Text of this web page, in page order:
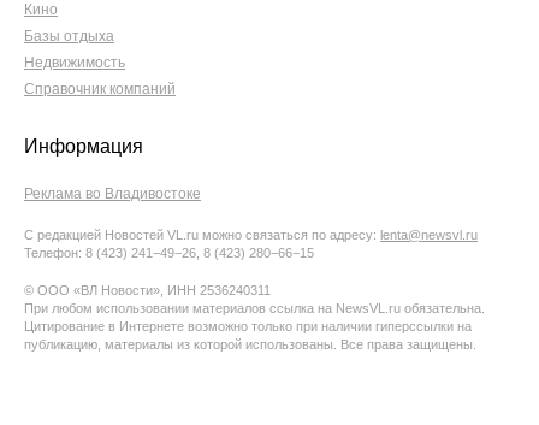
Кино
Базы отдыха
Недвижимость
Справочник компаний
Информация
Реклама во Владивостоке
С редакцией Новостей VL.ru можно связаться по адресу: lenta@newsvl.ru
Телефон: 8 (423) 241−49−26, 8 (423) 280−66−15
© ООО «ВЛ Новости», ИНН 2536240311
При любом использовании материалов ссылка на NewsVL.ru обязательна.
Цитирование в Интернете возможно только при наличии гиперссылки на
публикацию, материалы из которой использованы. Все права защищены.